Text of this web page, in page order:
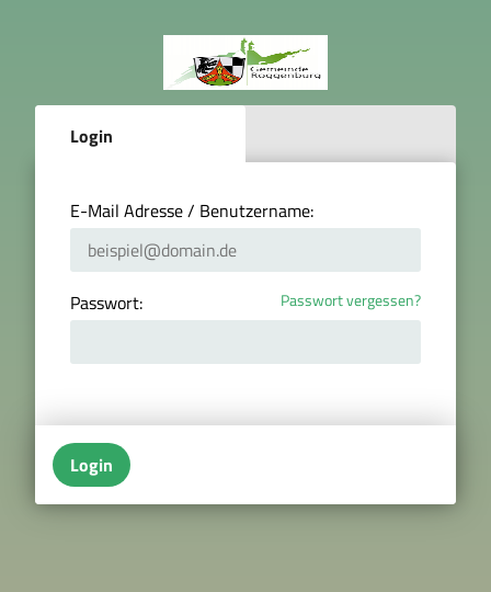
Login
E-Mail Adresse / Benutzername:
Passwort: Passwort vergessen?
Login